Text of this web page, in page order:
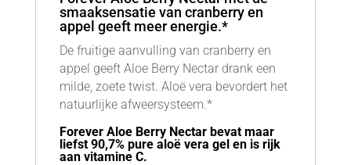
smaaksensatie van cranberry en
appel geeft meer energie.*
De fruitige aanvulling van cranberry en
appel geeft Aloe Berry Nectar drank een
milde, zoete twist. Aloë vera bevordert het
natuurlijke afweersysteem.*
Forever Aloe Berry Nectar bevat maar
liefst 90,7% pure aloë vera gel en is rijk
aan vitamine C.